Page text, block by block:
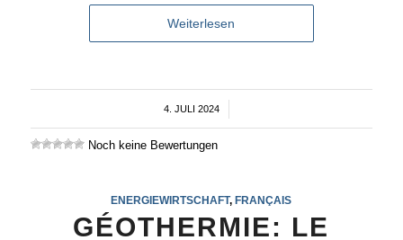
Weiterlesen
4. JULI 2024
Noch keine Bewertungen
ENERGIEWIRTSCHAFT,FRANÇAIS
GÉOTHERMIE: LE